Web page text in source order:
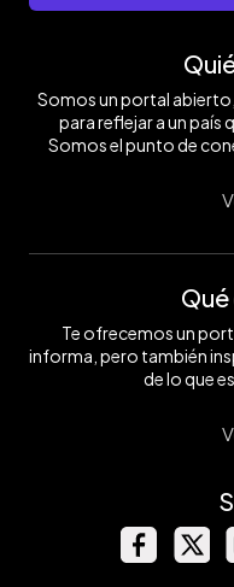
Somos un portal
para reflejar a un país
Somos el punto de
Te ofrecemos un
informa, pero también
de lo que